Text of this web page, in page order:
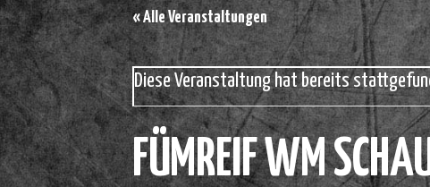
« Alle Veranstaltungen
Diese Veranstaltung hat bereits
FÜMREIF WM